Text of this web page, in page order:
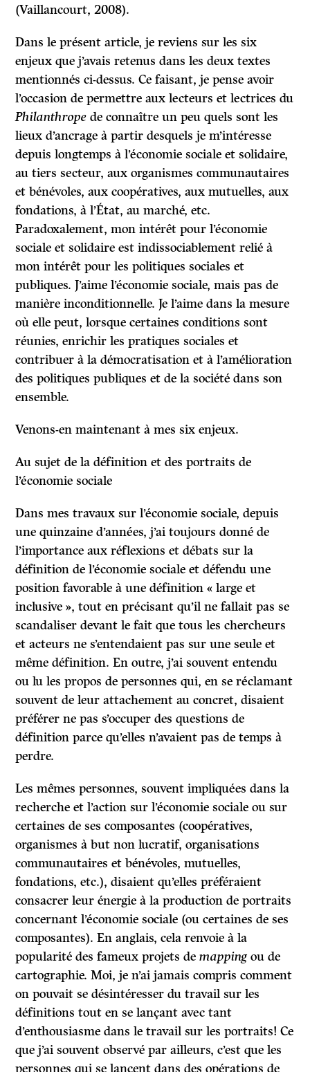
(Vaillancourt, 2008).
Dans le présent article, je reviens sur les six
enjeux que j’avais retenus dans les deux textes
mentionnés ci-dessus. Ce faisant, je pense avoir
l’occasion de permettre aux lecteurs et lectrices du
Philanthropede connaître un peu quels sont les
lieux d’ancrage à partir desquels je m’intéresse
depuis longtemps à l’économie sociale et solidaire,
au tiers secteur, aux organismes communautaires
et bénévoles, aux coopératives, aux mutuelles, aux
fondations, à l’État, au marché, etc.
Paradoxalement, mon intérêt pour l’économie
sociale et solidaire est indissociablement relié à
mon intérêt pour les politiques sociales et
publiques. J’aime l’économie sociale, mais pas de
manière inconditionnelle. Je l’aime dans la mesure
où elle peut, lorsque certaines conditions sont
réunies, enrichir les pratiques sociales et
contribuer à la démocratisation et à l’amélioration
des politiques publiques et de la société dans son
ensemble.
Venons-en maintenant à mes six enjeux.
Au sujet de la définition et des portraits de
l’économie sociale
Dans mes travaux sur l’économie sociale, depuis
une quinzaine d’années, j’ai toujours donné de
l’importance aux réflexions et débats sur la
définition de l’économie sociale et défendu une
position favorable à une définition « large et
inclusive », tout en précisant qu’il ne fallait pas se
scandaliser devant le fait que tous les chercheurs
et acteurs ne s’entendaient pas sur une seule et
même définition. En outre, j’ai souvent entendu
ou lu les propos de personnes qui, en se réclamant
souvent de leur attachement au concret, disaient
préférer ne pas s’occuper des questions de
définition parce qu’elles n’avaient pas de temps à
perdre.
Les mêmes personnes, souvent impliquées dans la
recherche et l’action sur l’économie sociale ou sur
certaines de ses composantes (coopératives,
organismes à but non lucratif, organisations
communautaires et bénévoles, mutuelles,
fondations, etc.), disaient qu’elles préféraient
consacrer leur énergie à la production de portraits
concernant l’économie sociale (ou certaines de ses
composantes). En anglais, cela renvoie à la
popularité des fameux projets demappingou de
cartographie. Moi, je n’ai jamais compris comment
on pouvait se désintéresser du travail sur les
définitions tout en se lançant avec tant
d’enthousiasme dans le travail sur les portraits! Ce
que j’ai souvent observé par ailleurs, c’est que les
personnes qui se lancent dans des opérations de